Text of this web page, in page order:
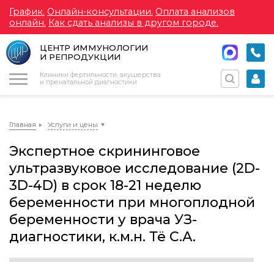
График. Онлайн-консультации. Оплата анализов
онлайн. Как сдать анализы в другом городе.
ЦЕНТР ИММУНОЛОГИИ
И РЕПРОДУКЦИИ
Клиники фертильности, акушерства
и пренатальной диагностики
Главная Услуги и цены
Экспертное скрининговое
ультразвуковое исследование (2D-
3D-4D) в срок 18-21 неделю
беременности при многоплодной
беременности у врача УЗ-
диагностики, к.м.н. Тё С.А.